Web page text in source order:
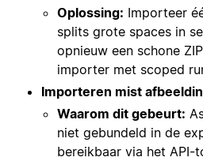
Oplossing: Importeer
splits grote spaces in
opnieuw een schone
importer met scoped
Importeren mist
Waarom dit gebeurt:
niet gebundeld in de
bereikbaar via het API-